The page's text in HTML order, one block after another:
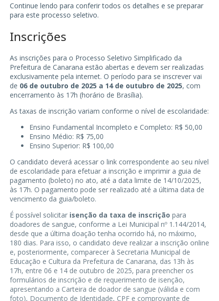
Continue lendo para conferir todos os detalhes e se preparar
para este processo seletivo.
Inscrições
As inscrições para o Processo Seletivo Simplificado da
Prefeitura de Canarana estão abertas e devem ser realizadas
exclusivamente pela internet. O período para se inscrever vai
de 06 de outubro de 2025 a 14 de outubro de 2025, com
encerramento às 17h (horário de Brasília).
As taxas de inscrição variam conforme o nível de escolaridade:
Ensino Fundamental Incompleto e Completo: R$ 50,00
Ensino Médio: R$ 75,00
Ensino Superior: R$ 100,00
O candidato deverá acessar o link correspondente ao seu nível
de escolaridade para efetuar a inscrição e imprimir a guia de
pagamento (boleto) no ato, até a data limite de 14/10/2025,
às 17h. O pagamento pode ser realizado até a última data de
vencimento da guia/boleto.
É possível solicitar isenção da taxa de inscrição para
doadores de sangue, conforme a Lei Municipal nº 1.144/2014,
desde que a última doação tenha ocorrido há, no máximo,
180 dias. Para isso, o candidato deve realizar a inscrição online
e, posteriormente, comparecer à Secretaria Municipal de
Educação e Cultura da Prefeitura de Canarana, das 13h às
17h, entre 06 e 14 de outubro de 2025, para preencher os
formulários de inscrição e de requerimento de isenção,
apresentando a Carteira de doador de sangue (válida e com
foto), Documento de Identidade, CPF e comprovante de